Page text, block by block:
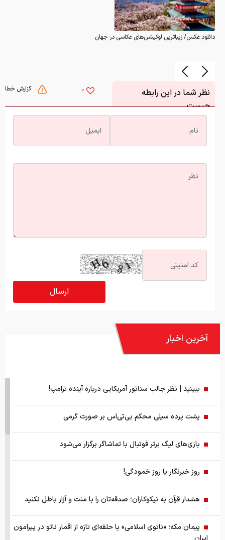
دانلود عکس/ زیباترین لوکیشن‌های عکاسی در جهان
گزارش خطا 0
نظر شما در این رابطه
چیست
آخرین اخبار
ببینید | نظر جالب سناتور آمریکایی درباره آینده ترامپ!
پشت پرده سیلی محکم بی‌تی‌اس بر صورت گرمی
بازی‌های لیگ برتر فوتبال با تماشاگر برگزار می‌شود
روز خبرنگار یا روز خمودگی!
هشدار قرآن به نیکوکاران؛ صدقه‌تان را با منت و آزار باطل نکنید
پیمان مکه؛ «ناتوی اسلامی» یا حلقه‌ای تازه از اقمار ناتو در پیرامون